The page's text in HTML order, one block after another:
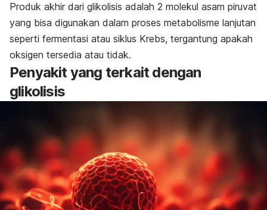
Produk akhir dari glikolisis adalah 2 molekul asam piruvat
yang bisa digunakan dalam proses metabolisme lanjutan
seperti fermentasi atau siklus Krebs, tergantung apakah
oksigen tersedia atau tidak.
Penyakit yang terkait dengan
glikolisis